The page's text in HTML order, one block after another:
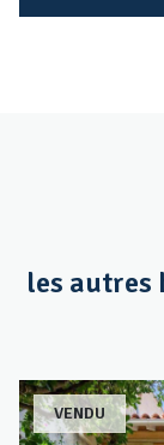
les autres
VENDU